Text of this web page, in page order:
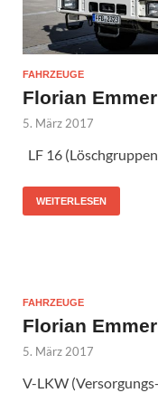
FAHRZEUGE
Florian
5. März 2017
LF 16
WEITERLESEN
FAHRZEUGE
Florian
5. März 2017
V-LKW